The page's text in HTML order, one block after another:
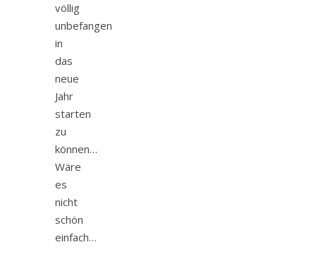
völlig
unbefangen
in
das
neue
Jahr
starten
zu
können…
Wäre
es
nicht
schön
einfach…